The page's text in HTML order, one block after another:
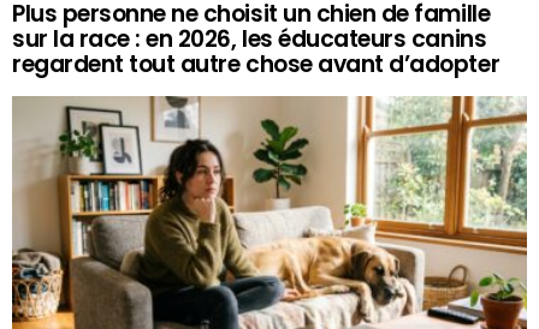
Plus personne ne choisit un chien de famille
sur la race : en 2026, les éducateurs canins
regardent tout autre chose avant d’adopter